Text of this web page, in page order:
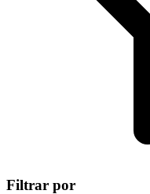
Filtrar por